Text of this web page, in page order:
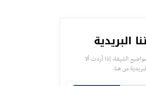
البريدية
الشيقة، إذا أردت ألا
من هنا.